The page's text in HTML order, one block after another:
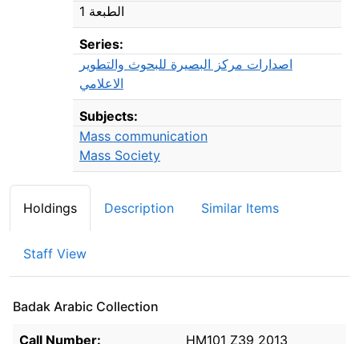
الطبعة 1
Series:
اصدارات مركز البصيرة للبحوث والتطوير
الاعلامي
Subjects:
Mass communication
Mass Society
Holdings Description Similar Items
Staff View
Badak Arabic Collection
Holdings details from Badak Arabic Collection
Call Number: HM101 Z39 2013